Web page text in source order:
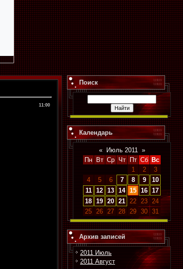
11:00
Поиск
Календарь
« Июль 2011
»
Пн Вт Ср Чт Пт Сб Вс
1
2
3
4
5 6 7 8 9
10
11
12 13 14 15 16 17
18 19 20 21 22 23
24
25
26 27 28 29 30 31
Архив записей
2011 Июль
2011 Август